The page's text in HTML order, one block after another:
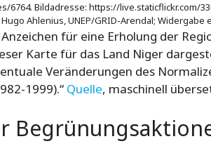
Bildadresse: https://live.staticflickr.com/
Hugo Ahlenius, UNEP/GRID-Arendal; Widergabe
für eine Erholung der
Karte für das Land Niger
Veränderungen des
1999).“ Quelle, maschinell